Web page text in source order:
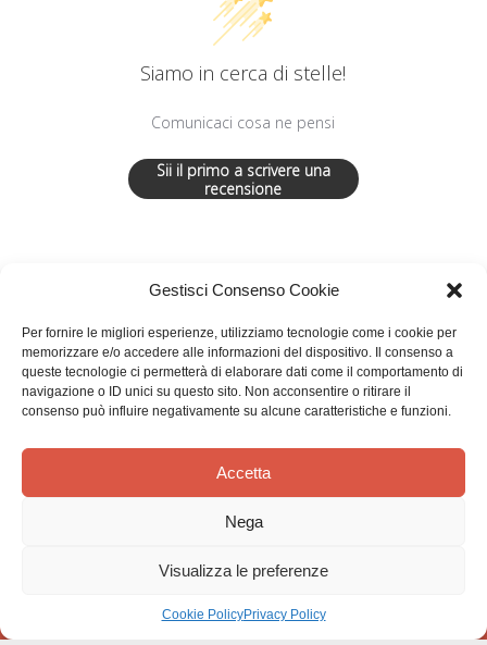
Gestisci Consenso Cookie
Per fornire le migliori esperienze, utilizziamo tecnologie come i cookie per
memorizzare e/o accedere alle informazioni del dispositivo. Il consenso a
queste tecnologie ci permetterà di elaborare dati come il comportamento di
navigazione o ID unici su questo sito. Non acconsentire o ritirare il
consenso può influire negativamente su alcune caratteristiche e funzioni.
Accetta
Nega
Visualizza le preferenze
Cookie PolicyPrivacy Policy
Siamo in cerca di stelle!
Comunicaci cosa ne pensi
Sii il primo a scrivere una
recensione
Effatà Editrice di Pellegrino Paolo SAS
Via Tre Denti, 1 - 10060 Cantalupa (TO)
Telefono: (+39) 0121 353452 - Fax: (+39) 0121 353839